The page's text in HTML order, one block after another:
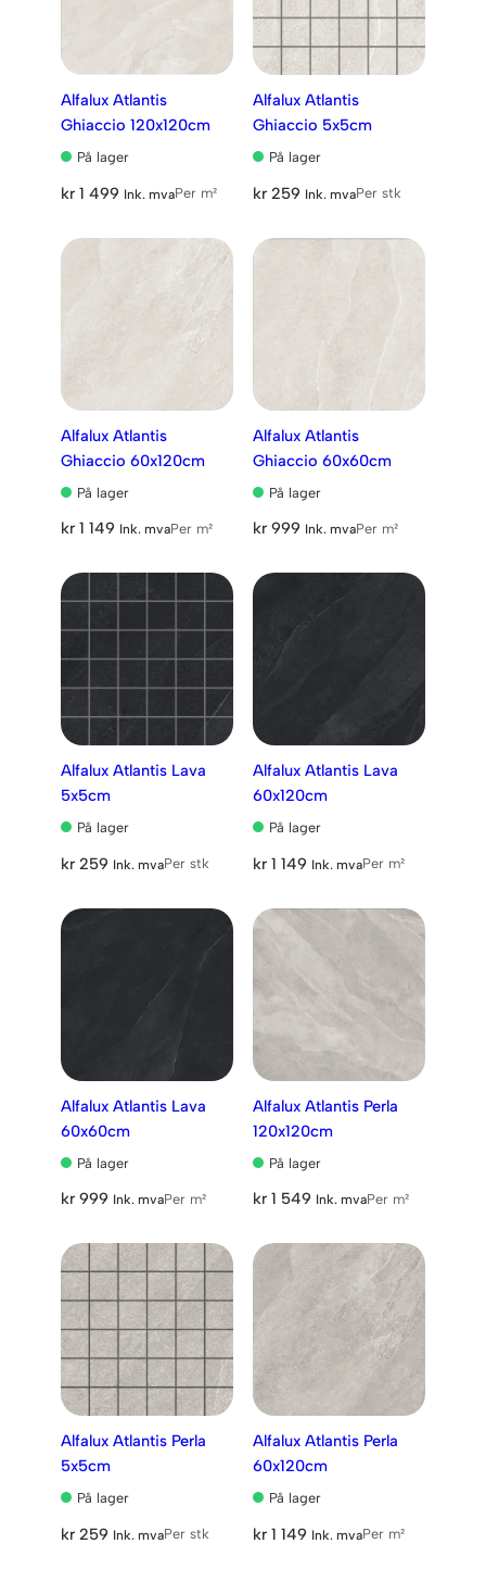
Alfalux Atlantis
Ghiaccio 120x120cm
På lager
kr 1 499 Ink. mvaPer m²
Alfalux Atlantis
Ghiaccio 5x5cm
På lager
kr259 Ink. mvaPer stk
Alfalux Atlantis
Ghiaccio 60x120cm
På lager
kr 1 149 Ink. mvaPer m²
Alfalux Atlantis
Ghiaccio 60x60cm
På lager
kr999 Ink. mvaPer m²
Alfalux Atlantis Lava
5x5cm
På lager
kr 259 Ink. mvaPer stk
Alfalux Atlantis Lava
60x120cm
På lager
kr1 149 Ink. mvaPer m²
Alfalux Atlantis Lava
60x60cm
På lager
kr 999 Ink. mvaPer m²
Alfalux Atlantis Perla
120x120cm
På lager
kr1 549 Ink. mvaPer m²
Alfalux Atlantis Perla
5x5cm
På lager
kr 259 Ink. mvaPer stk
Alfalux Atlantis Perla
60x120cm
På lager
kr1 149 Ink. mvaPer m²